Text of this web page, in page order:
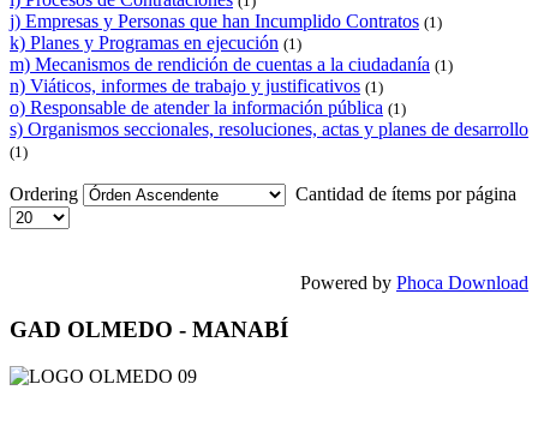
j) Empresas y Personas que han Incumplido Contratos (1)
k) Planes y Programas en ejecución (1)
m) Mecanismos de rendición de cuentas a la ciudadanía (1)
n) Viáticos, informes de trabajo y justificativos (1)
o) Responsable de atender la información pública (1)
s) Organismos seccionales, resoluciones, actas y planes de desarrollo
(1)
Ordering Cantidad de ítems por página
Powered by Phoca Download
GAD OLMEDO - MANABÍ